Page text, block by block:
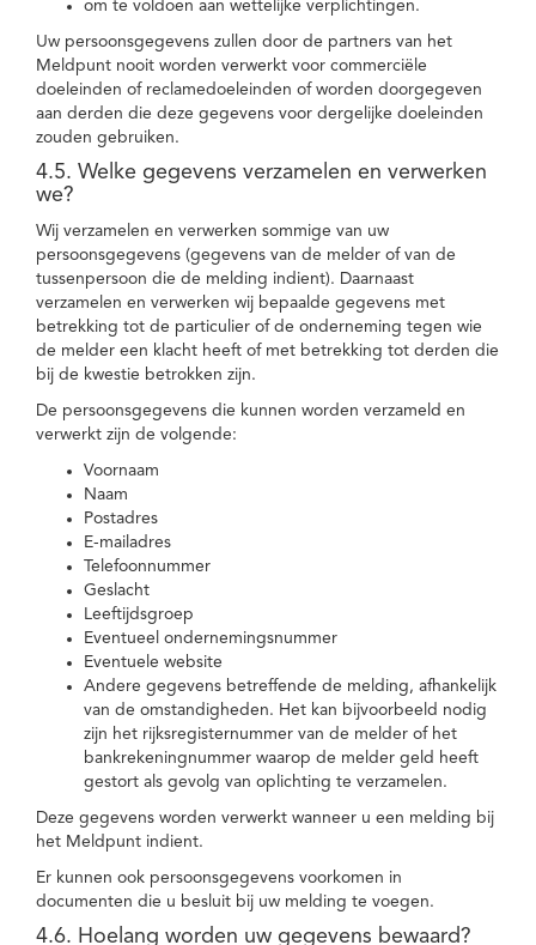
om te voldoen aan wettelijke verplichtingen.
Uw persoonsgegevens zullen door de partners van het
Meldpunt nooit worden verwerkt voor commerciële
doeleinden of reclamedoeleinden of worden doorgegeven
aan derden die deze gegevens voor dergelijke doeleinden
zouden gebruiken.
4.5. Welke gegevens verzamelen en verwerken
we?
Wij verzamelen en verwerken sommige van uw
persoonsgegevens (gegevens van de melder of van de
tussenpersoon die de melding indient). Daarnaast
verzamelen en verwerken wij bepaalde gegevens met
betrekking tot de particulier of de onderneming tegen wie
de melder een klacht heeft of met betrekking tot derden die
bij de kwestie betrokken zijn.
De persoonsgegevens die kunnen worden verzameld en
verwerkt zijn de volgende:
Voornaam
Naam
Postadres
E-mailadres
Telefoonnummer
Geslacht
Leeftijdsgroep
Eventueel ondernemingsnummer
Eventuele website
Andere gegevens betreffende de melding, afhankelijk
van de omstandigheden. Het kan bijvoorbeeld nodig
zijn het rijksregisternummer van de melder of het
bankrekeningnummer waarop de melder geld heeft
gestort als gevolg van oplichting te verzamelen.
Deze gegevens worden verwerkt wanneer u een melding bij
het Meldpunt indient.
Er kunnen ook persoonsgegevens voorkomen in
documenten die u besluit bij uw melding te voegen.
4.6. Hoelang worden uw gegevens bewaard?